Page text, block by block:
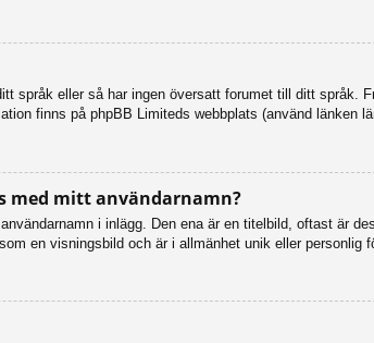
språk eller så har ingen översatt forumet till ditt
finns på phpBB Limiteds webbplats (använd länken
med mitt användarnamn?
i inlägg. Den ena är en titelbild, oftast är
en visningsbild och är i allmänhet unik eller personlig